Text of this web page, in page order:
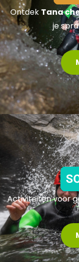
Ontdek Tana
je
Activiteiten voor